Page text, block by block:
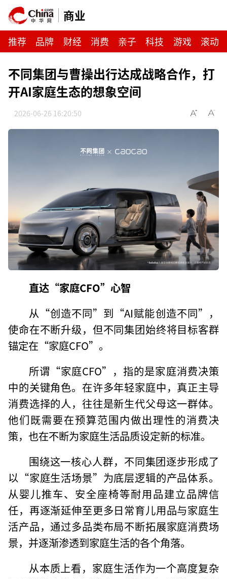
商业
推荐 品牌 财经 消费 亲子 科技 游戏 滚动
不同集团与曹操出行达成战略合作，打
开AI家庭生态的想象空间
2026-06-26 16:20:50
直达“家庭CFO”心智
从“创造不同”到“AI赋能创造不同”，
使命在不断升级，但不同集团始终将目标客群
锚定在“家庭CFO”。
所谓“家庭CFO”，指的是家庭消费决策
中的关键角色。在许多年轻家庭中，真正主导
消费选择的人，往往是新生代父母这一群体。
他们既需要在预算范围内做出理性的消费决
策，也在不断为家庭生活品质设定新的标准。
围绕这一核心人群，不同集团逐步形成了
以“家庭生活场景”为底层逻辑的产品体系。
从婴儿推车、安全座椅等耐用品建立品牌信
任，再逐渐延伸至更多日常育儿用品与家庭生
活产品，通过多品类布局不断拓展家庭消费场
景，并逐渐渗透到家庭生活的各个角落。
从本质上看，家庭生活作为一个高度复杂